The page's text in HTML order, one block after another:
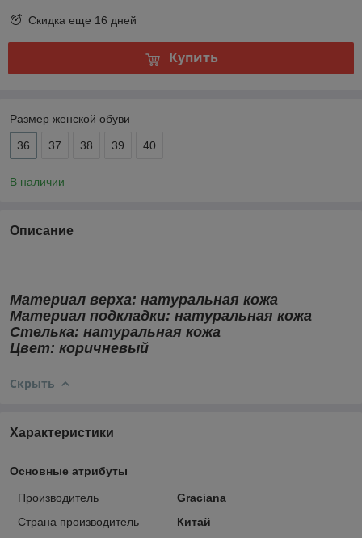
Скидка еще 16 дней
Купить
Размер женской обуви
36 37 38 39 40
В наличии
Описание
Материал верха: натуральная кожа
Материал подкладки: натуральная кожа
Стелька: натуральная кожа
Цвет: коричневый
Скрыть
Характеристики
Основные атрибуты
Производитель
Graciana
Страна производитель
Китай